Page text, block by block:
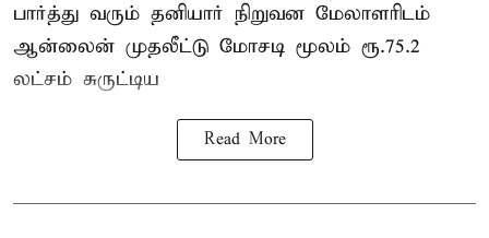
பார்த்து வரும் தனியார் நிறுவன மேலாளரிடம்
ஆன்லைன் முதலீட்டு மோசடி மூலம் ரூ.75.2
லட்சம் சுருட்டிய
Read More